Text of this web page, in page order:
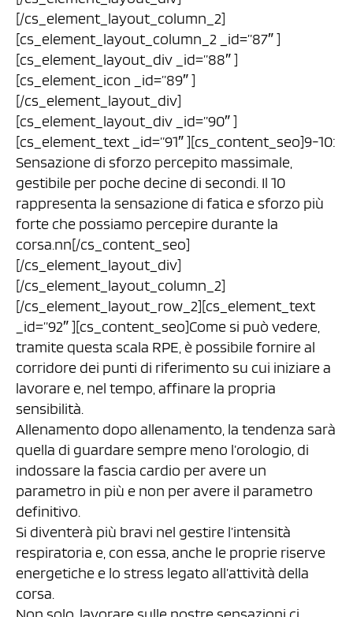
[/cs_element_layout_column_2]
[cs_element_layout_column_2 _id=”87″ ]
[cs_element_layout_div _id=”88″ ]
[cs_element_icon _id=”89″ ]
[/cs_element_layout_div]
[cs_element_layout_div _id=”90″ ]
[cs_element_text _id=”91″ ][cs_content_seo]9-10:
Sensazione di sforzo percepito massimale,
gestibile per poche decine di secondi. Il 10
rappresenta la sensazione di fatica e sforzo più
forte che possiamo percepire durante la
corsa.nn[/cs_content_seo]
[/cs_element_layout_div]
[/cs_element_layout_column_2]
[/cs_element_layout_row_2][cs_element_text
_id=”92″ ][cs_content_seo]Come si può vedere,
tramite questa scala RPE, è possibile fornire al
corridore dei punti di riferimento su cui iniziare a
lavorare e, nel tempo, affinare la propria
sensibilità.
Allenamento dopo allenamento, la tendenza sarà
quella di guardare sempre meno l’orologio, di
indossare la fascia cardio per avere un
parametro in più e non per avere il parametro
definitivo.
Si diventerà più bravi nel gestire l’intensità
respiratoria e, con essa, anche le proprie riserve
energetiche e lo stress legato all’attività della
corsa.